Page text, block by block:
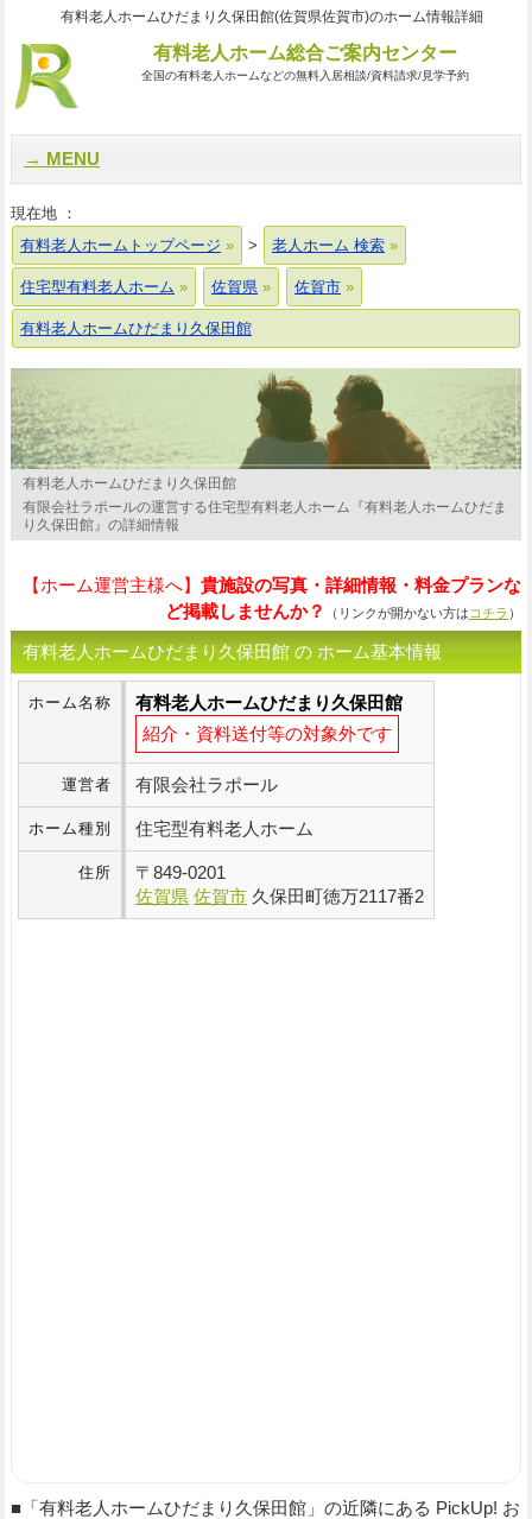
有料老人ホームひだまり久保田館(佐賀県佐賀市)のホーム情報詳細
有料老人ホーム総合ご案内センター
全国の有料老人ホームなどの無料入居相談/資料請求/見学予約
MENU
現在地 ：
有料老人ホームトップページ
> 老人ホーム 検索
住宅型有料老人ホーム 佐賀県 佐賀市
有料老人ホームひだまり久保田館
有料老人ホームひだまり久保田館
有限会社ラポールの運営する住宅型有料老人ホーム『有料老人ホームひだま
り久保田館』の詳細情報
【ホーム運営主様へ】貴施設の写真・詳細情報・料金プランな
ど掲載しませんか？
（リンクが開かない方は コチラ ）
有料老人ホームひだまり久保田館 の ホーム基本情報
ホーム名称
有料老人ホームひだまり久保田館
紹介・資料送付等の対象外です
運営者 有限会社ラポール
ホーム種別 住宅型有料老人ホーム
住所 〒 849-0201
佐賀県 佐賀市 久保田町徳万2117番2
■「有料老人ホームひだまり久保田館」の近隣にある PickUp! お